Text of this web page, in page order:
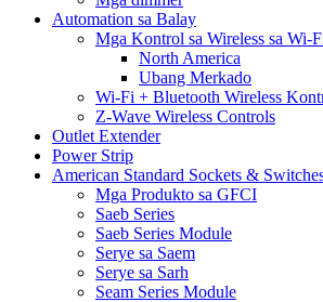
Automation sa Balay
Mga Kontrol sa Wireless sa Wi-
North America
Ubang Merkado
Wi-Fi + Bluetooth Wireless
Z-Wave Wireless Controls
Outlet Extender
Power Strip
American Standard Sockets &
Mga Produkto sa GFCI
Saeb Series
Saeb Series Module
Serye sa Saem
Serye sa Sarh
Seam Series Module